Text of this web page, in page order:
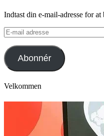
Indtast din e-mail-adresse for
E-
mail
adresse
Abonnér
Velkommen